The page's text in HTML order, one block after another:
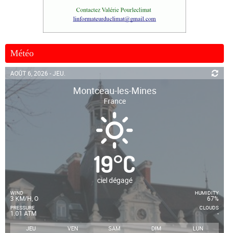
Météo
AOÛT 6, 2026 - JEU.
Montceau-les-Mines
France
19°C
ciel dégagé
WIND
3 KM/H, O
PRESSURE
1.01 ATM
HUMIDITY
67%
CLOUDS
-
JEU VEN SAM DIM LUN